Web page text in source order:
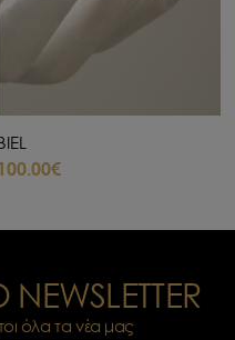
όλα τα νέα μας